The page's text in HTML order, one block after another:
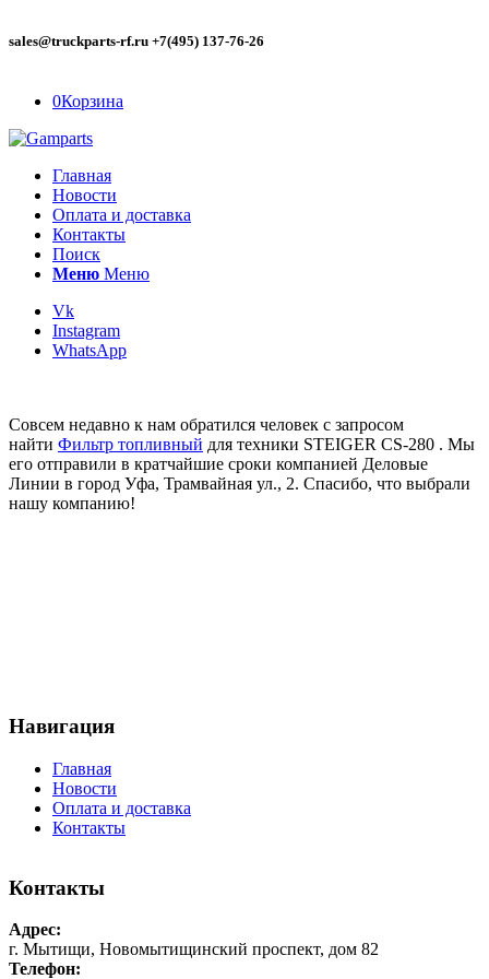
sales@truckparts-rf.ru +7(495) 137-76-26
0Корзина
Главная
Новости
Оплата и доставка
Контакты
Поиск
Меню Меню
Vk
Instagram
WhatsApp
Совсем недавно к нам обратился человек с запросом
найти Фильтр топливный для техники STEIGER CS-280 . Мы
его отправили в кратчайшие сроки компанией Деловые
Линии в город Уфа, Трамвайная ул., 2. Спасибо, что выбрали
нашу компанию!
Навигация
Главная
Новости
Оплата и доставка
Контакты
Контакты
Адрес:
г. Мытищи, Новомытищинский проспект, дом 82
Телефон: